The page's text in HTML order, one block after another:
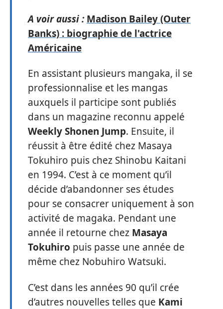
A voir aussi : Madison Bailey (Outer
Banks) : biographie de l'actrice
Américaine
En assistant plusieurs mangaka, il se
professionnalise et les mangas
auxquels il participe sont publiés
dans un magazine reconnu appelé
Weekly Shonen Jump. Ensuite, il
réussit à être édité chez Masaya
Tokuhiro puis chez Shinobu Kaitani
en 1994. C’est à ce moment qu’il
décide d’abandonner ses études
pour se consacrer uniquement à son
activité de magaka. Pendant une
année il retourne chez Masaya
Tokuhiro puis passe une année de
même chez Nobuhiro Watsuki.
C’est dans les années 90 qu’il crée
d’autres nouvelles telles que Kami